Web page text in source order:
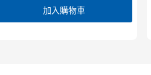
加入購物車